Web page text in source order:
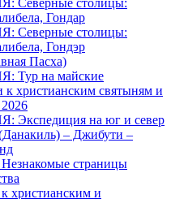
Северные столицы:
Гондар
Северные столицы:
Гондэр
Пасха)
Тур на майские
к христианским святыням и
на юг и север
– Джибути –
страницы
христианским и